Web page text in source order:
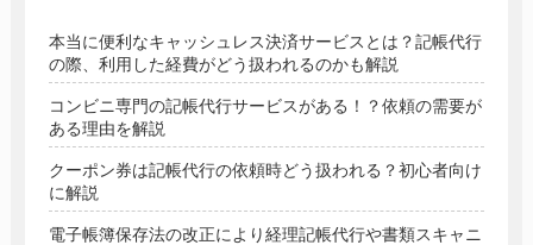
本当に便利なキャッシュレス決済サービスとは？記帳代行
の際、利用した経費がどう扱われるのかも解説
コンビニ専門の記帳代行サービスがある！？依頼の需要が
ある理由を解説
クーポン券は記帳代行の依頼時どう扱われる？初心者向け
に解説
電子帳簿保存法の改正により経理記帳代行や書類スキャニ